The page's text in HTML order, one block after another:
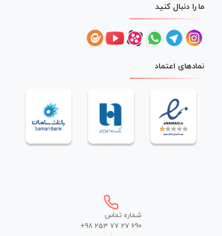
ما را دنبال کنید
نمادهای اعتماد
شماره تماس
+98 253 77 27 690